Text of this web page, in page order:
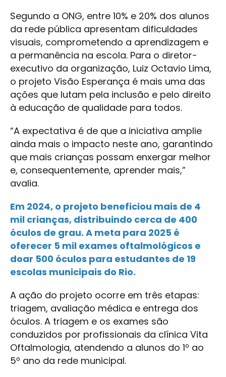
Segundo a ONG, entre 10% e 20% dos alunos
da rede pública apresentam dificuldades
visuais, comprometendo a aprendizagem e
a permanência na escola. Para o diretor-
executivo da organização, Luiz Octavio Lima,
o projeto Visão Esperança é mais uma das
ações que lutam pela inclusão e pelo direito
à educação de qualidade para todos.
“A expectativa é de que a iniciativa amplie
ainda mais o impacto neste ano, garantindo
que mais crianças possam enxergar melhor
e, consequentemente, aprender mais,”
avalia.
Em 2024, o projeto beneficiou mais de 4
mil crianças, distribuindo cerca de 400
óculos de grau. A meta para 2025 é
oferecer 5 mil exames oftalmológicos e
doar 500 óculos para estudantes de 19
escolas municipais do Rio.
A ação do projeto ocorre em três etapas:
triagem, avaliação médica e entrega dos
óculos. A triagem e os exames são
conduzidos por profissionais da clínica Vita
Oftalmologia, atendendo a alunos do 1º ao
5º ano da rede municipal.